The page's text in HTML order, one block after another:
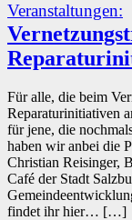
Veranstaltungen:
Für alle, die beim
Reparaturinitiativen
für jene, die
haben wir anbei die
Christian Reisinger,
Café der Stadt
findet ihr hier… […]